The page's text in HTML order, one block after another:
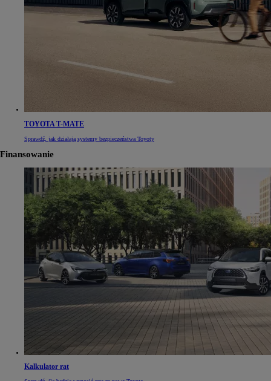
TOYOTA T-MATE
Sprawdź, jak działają systemy bezpieczeństwa Toyoty
Finansowanie
Kalkulator rat